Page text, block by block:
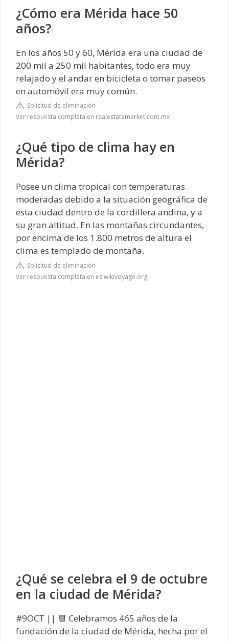
¿Cómo era Mérida hace 50
años?
En los años 50 y 60, Mérida era una ciudad de
200 mil a 250 mil habitantes, todo era muy
relajado y el andar en bicicleta o tomar paseos
en automóvil era muy común.
Solicitud de eliminación
Ver respuesta completa en realestatemarket.com.mx
¿Qué tipo de clima hay en
Mérida?
Posee un clima tropical con temperaturas
moderadas debido a la situación geográfica de
esta ciudad dentro de la cordillera andina, y a
su gran altitud. En las montañas circundantes,
por encima de los 1.800 metros de altura el
clima es templado de montaña.
Solicitud de eliminación
Ver respuesta completa en es.wikivoyage.org
¿Qué se celebra el 9 de octubre
en la ciudad de Mérida?
#9OCT || 📆 Celebramos 465 años de la
fundación de la ciudad de Mérida, hecha por el